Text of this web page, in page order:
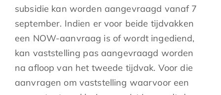
subsidie kan worden aangevraagd vanaf 7
september. Indien er voor beide tijdvakken
een NOW-aanvraag is of wordt ingediend,
kan vaststelling pas aangevraagd worden
na afloop van het tweede tijdvak. Voor die
aanvragen om vaststelling waarvoor een